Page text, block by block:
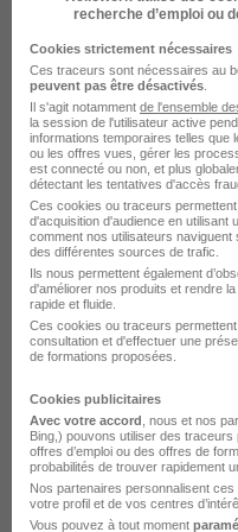
Télétravail occasionnel
Voir l’offre
Créez une alerte
Soyez alerté des
recherche dès leur
En cliquant sur "Créer
CGUet déclarez avoir
politique de protection
recherche d’emploi ou
Cookies strictement nécessaires
Ces traceurs sont nécessaires au
peuvent pas être désactivés
Il s'agit notamment de l'ensemble
la session de l'utilisateur active
informations temporaires telles que
ou les offres vues, gérer les
est connecté ou non, et plus
détectant les tentatives d'accès
Ces cookies ou traceurs
d'acquisition d'audience en utilisant
comment nos utilisateurs
des différentes sources de trafic.
Ils nous permettent également
d'améliorer nos produits et rendre
rapide et fluide.
Ces cookies ou traceurs
consultation et d'effectuer une
de formations proposées.
Cookies publicitaires
Avec votre accord , nous et nos
Bing,) pouvons utiliser des
offres d’emploi ou des offres de
probabilités de trouver rapidement
Nos partenaires personnalisent
votre profil et de vos centres
Vous pouvez à tout moment